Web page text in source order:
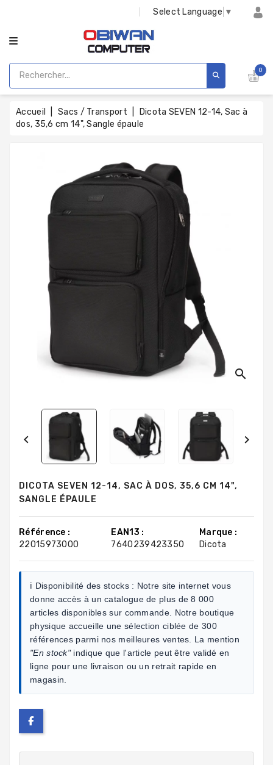
Select Language ▼
0
Accueil Sacs / Transport
Dicota SEVEN 12-14, Sac à
dos, 35,6 cm 14", Sangle épaule
search
 
DICOTA SEVEN 12-14, SAC À DOS, 35,6 CM 14",
SANGLE ÉPAULE
Référence :
22015973000
EAN13 :
7640239423350
Marque :
Dicota
ℹ️ Disponibilité des stocks : Notre site internet vous
donne accès à un catalogue de plus de 8 000
articles disponibles sur commande. Notre boutique
physique accueille une sélection ciblée de 300
références parmi nos meilleures ventes. La mention
"En stock"indique que l'article peut être validé en
ligne pour une livraison ou un retrait rapide en
magasin.